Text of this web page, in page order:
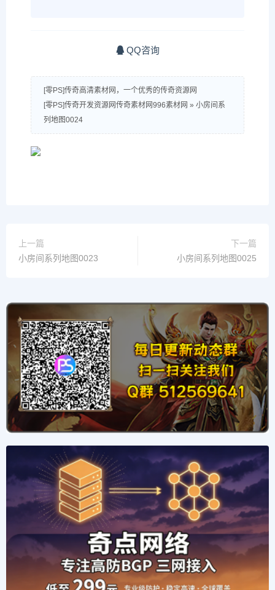
QQ咨询
[零PS]传奇高清素材网，一个优秀的传奇资源网
[零PS]传奇开发资源网传奇素材网996素材网 » 小房间系
列地图0024
上一篇
小房间系列地图0023
下一篇
小房间系列地图0025